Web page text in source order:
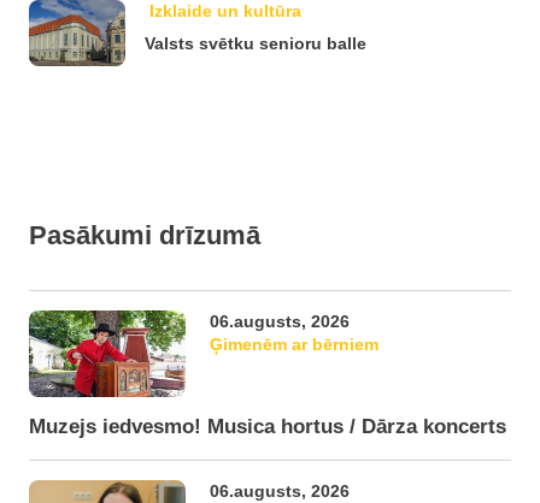
Izklaide un kultūra
Valsts svētku senioru balle
Pasākumi drīzumā
06.augusts, 2026
Ģimenēm ar bērniem
Muzejs iedvesmo! Musica hortus / Dārza koncerts
06.augusts, 2026